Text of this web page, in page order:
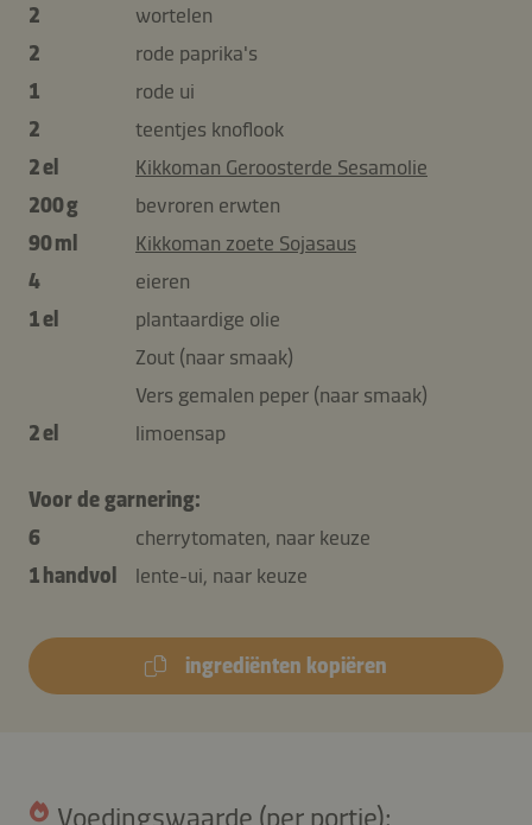
2
wortelen
2
rode paprika's
1
rode ui
2
teentjes knoflook
2 el
Kikkoman Geroosterde Sesamolie
200 g
bevroren erwten
90 ml
Kikkoman zoete Sojasaus
4
eieren
1 el
plantaardige olie
Zout (naar smaak)
Vers gemalen peper (naar smaak)
2 el
limoensap
Voor de garnering:
6
cherrytomaten, naar keuze
1 handvol
lente-ui, naar keuze
ingrediënten kopiëren
Voedingswaarde (per portie):